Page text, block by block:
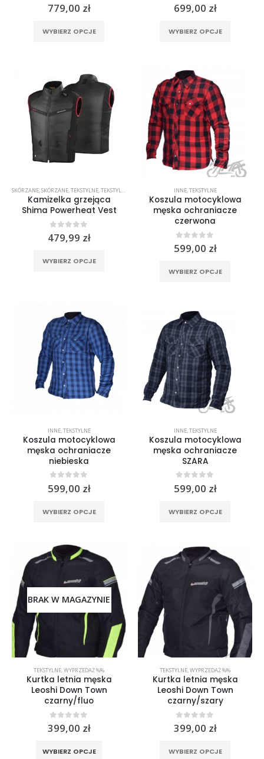
0out of 5
779,00 zł
WYBIERZ OPCJE
Opcje
można
wybrać
na
produktu
0out of 5
699,00 zł
WYBIERZ OPCJE
na
stronie
SKÓRZANE,SKÓRZANE,TEKSTYLNE,TEKSTYLNE
Kamizelka grzejąca
Shima Powerheat Vest
0out of 5
479,99 zł
WYBIERZ OPCJE
można
wybrać
na
stronie
produktu
INNE,TEKSTYLNE
Koszula motocyklowa
męska ochraniacze
czerwona
0out of 5
599,00 zł
WYBIERZ OPCJE
wybrać
na
stronie
produktu
INNE,TEKSTYLNE
Koszula motocyklowa
męska ochraniacze
niebieska
0out of 5
599,00 zł
WYBIERZ OPCJE
wariantów.
Opcje
można
wybrać
na
stronie
produktu
INNE,TEKSTYLNE
Koszula motocyklowa
męska ochraniacze
SZARA
0out of 5
599,00 zł
WYBIERZ OPCJE
Opcje
można
wybrać
na
stronie
produktu
BRAK W MAGAZYNIE
TEKSTYLNE,WYPRZEDAŻ %%
Kurtka letnia męska
Leoshi Down Town
czarny/fluo
0out of 5
399,00 zł
WYBIERZ OPCJE
TEKSTYLNE,WYPRZEDAŻ %%
Kurtka letnia męska
Leoshi Down Town
czarny/szary
0out of 5
399,00 zł
WYBIERZ OPCJE